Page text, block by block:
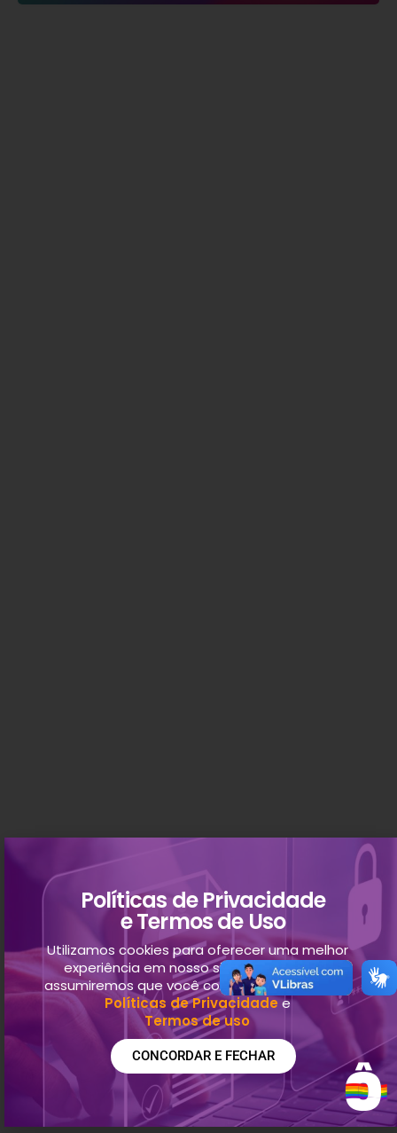
Políticas de Privacidade
e Termos de Uso
Utilizamos cookies para oferecer uma melhor
experiência em nosso site. Ao continuar,
assumiremos que você concorda com nossas
Políticas de Privacidadee
Termos de uso
CONCORDAR E FECHAR